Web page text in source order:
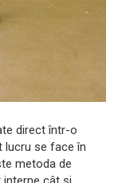
direct într-o
lucru se face în
metoda de